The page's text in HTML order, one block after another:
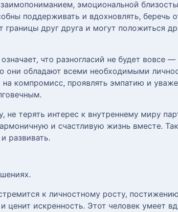
эмоциональной
поддерживать и вдохновлять, беречь
друг друга и могут положиться
что разногласий не будет вовсе
они обладают всеми необходимыми
компромисс, проявлять эмпатию и
терять интерес к внутреннему миру
и счастливую жизнь вместе.
развивать.
к личностному росту,
искренность. Этот человек умеет